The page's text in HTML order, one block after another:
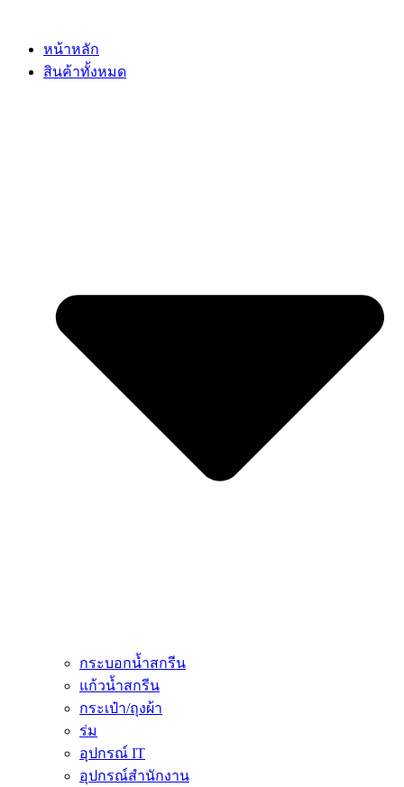
contentหน้าหลัก
สินค้าทั้งหมด
กระบอกน้ำสกรีน
แก้วน้ำสกรีน
กระเป๋า/ถุงผ้า
ร่ม
อุปกรณ์ IT
อุปกรณ์สำนักงาน